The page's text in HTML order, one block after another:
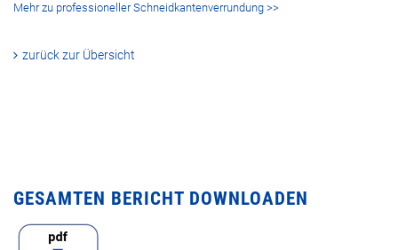
Mehr zu professioneller Schneidkantenverrundung >>
zurück zur Übersicht
GESAMTEN BERICHT DOWNLOADEN